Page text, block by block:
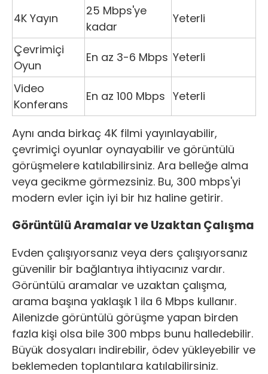
4K Yayın
25 Mbps'ye
kadar
Yeterli
Çevrimiçi
Oyun
En az 3-6 Mbps Yeterli
Video
Konferans
En az 100 Mbps Yeterli
Aynı anda birkaç 4K filmi yayınlayabilir,
çevrimiçi oyunlar oynayabilir ve görüntülü
görüşmelere katılabilirsiniz. Ara belleğe alma
veya gecikme görmezsiniz. Bu, 300 mbps'yi
modern evler için iyi bir hız haline getirir.
Görüntülü Aramalar ve Uzaktan Çalışma
Evden çalışıyorsanız veya ders çalışıyorsanız
güvenilir bir bağlantıya ihtiyacınız vardır.
Görüntülü aramalar ve uzaktan çalışma,
arama başına yaklaşık 1 ila 6 Mbps kullanır.
Ailenizde görüntülü görüşme yapan birden
fazla kişi olsa bile 300 mbps bunu halledebilir.
Büyük dosyaları indirebilir, ödev yükleyebilir ve
beklemeden toplantılara katılabilirsiniz.